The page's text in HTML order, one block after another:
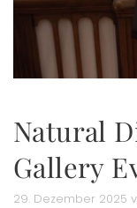
Natural
Gallery
29. Dezember 2025